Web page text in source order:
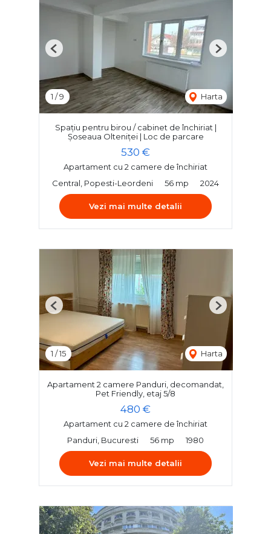
1 /9 Harta
Previous Next
Spațiu pentru birou / cabinet de închiriat |
Șoseaua Olteniței | Loc de parcare
530 €
Apartament cu 2 camere de închiriat
Central, Popesti-Leordeni
56 mp 2024
Vezi mai multe detalii
1 /15 Harta
Previous Next
Apartament 2 camere Panduri, decomandat,
Pet Friendly, etaj 5/8
480 €
Apartament cu 2 camere de închiriat
Panduri, Bucuresti
56 mp 1980
Vezi mai multe detalii